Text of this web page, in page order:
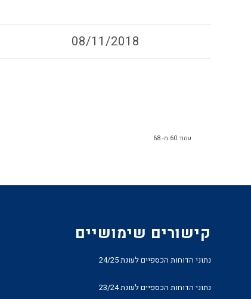
08/11/2018
עמוד 60 מ- 68
קישורים שימושיים
נתוני הדוחות הכספיים לעונת 24/25
נתוני הדוחות הכספיים לעונת 23/24